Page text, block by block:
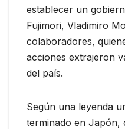
establecer un
Fujimori, Vladimiro
colaboradores,
acciones extrajeron
del país.
Según una leyenda
terminado en Japón,